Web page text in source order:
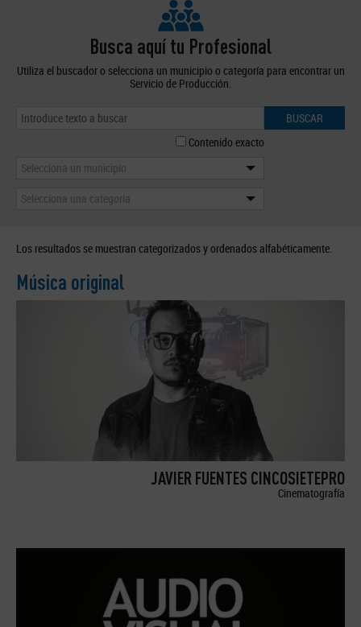
Busca aquí tu Profesional
Utiliza el buscador o selecciona un municipio o categoría para encontrar un
Servicio de Producción.
BUSCAR
Contenido exacto
Selecciona un municipio
Selecciona una categoría
Los resultados se muestran categorizados y ordenados alfabéticamente.
Música original
JAVIER FUENTES CINCOSIETEPRO
Cinematografía